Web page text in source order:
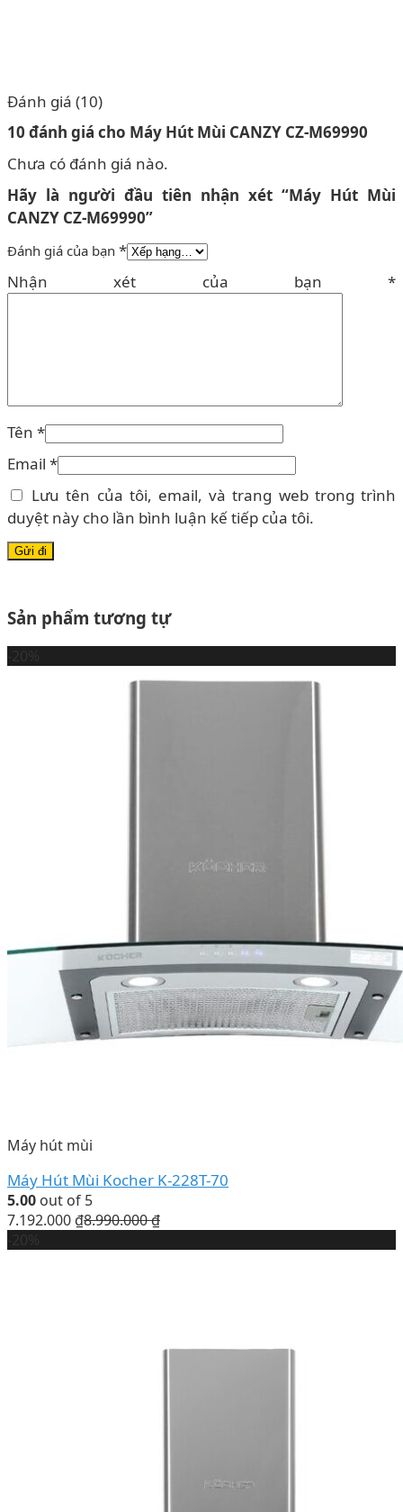
Đánh giá (10)
10 đánh giá cho Máy Hút Mùi CANZY CZ-M69990
Chưa có đánh giá nào.
Hãy là người đầu tiên nhận xét “Máy Hút Mùi
CANZY CZ-M69990”
Đánh giá của bạn *
Nhận xét của bạn *
Tên *
Email *
Lưu tên của tôi, email, và trang web trong trình
duyệt này cho lần bình luận kế tiếp của tôi.
Sản phẩm tương tự
Máy hút mùi
Máy Hút Mùi Kocher K-228T-70
5.00 out of 5
7.192.000 ₫8.990.000₫